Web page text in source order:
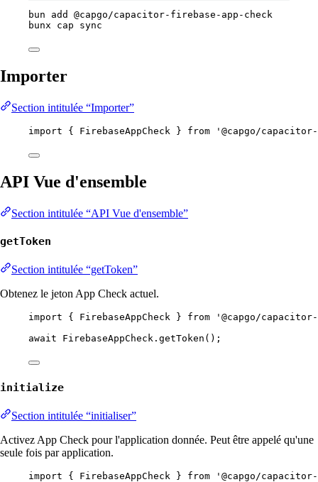
bun add
@capgo/capacitor-firebase-app-check
bunx
cap sync
Importer
Section intitulée “Importer”
import { FirebaseAppCheck } from '@capgo/
API Vue d'ensemble
Section intitulée “API Vue d'ensemble”
getToken
Section intitulée “getToken”
Obtenez le jeton App Check actuel.
import { FirebaseAppCheck } from
'@capgo/
await FirebaseAppCheck. getToken ();
initialize
Section intitulée “initialiser”
Activez App Check pour l'application donnée. Peut être appelé qu'une
seule fois par application.
import { FirebaseAppCheck } from
'@capgo/